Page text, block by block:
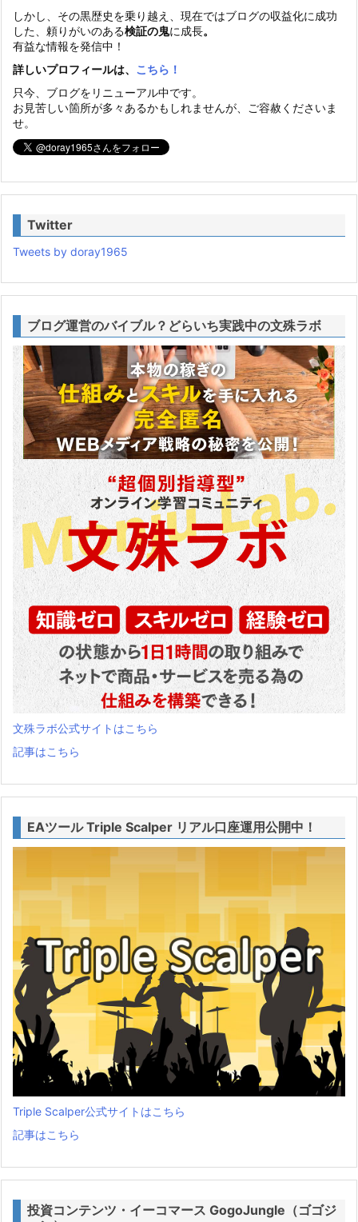
しかし、その黒歴史を乗り越え、現在ではブログの収益化に成功
した、頼りがいのある検証の鬼に成長。
有益な情報を発信中！
詳しいプロフィールは、 こちら！
只今、ブログをリニューアル中です。
お見苦しい箇所が多々あるかもしれませんが、ご容赦くださいま
せ。
Twitter
Tweets by doray1965
ブログ運営のバイブル？どらいち実践中の文殊ラボ
文殊ラボ公式サイトはこちら
記事はこちら
EAツール Triple Scalper リアル口座運用公開中！
Triple Scalper公式サイトはこちら
記事はこちら
投資コンテンツ・イーコマース GogoJungle（ゴゴジ